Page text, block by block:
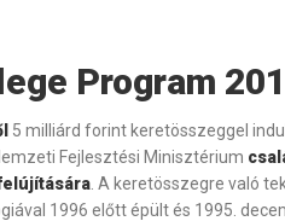
Program
5 milliárd forint keretösszeggel
Fejlesztési Minisztérium
. A keretösszegre való
1996 előtt épült és 1995.